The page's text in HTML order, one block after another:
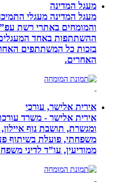
מעגל המדינה
מעגל המדינה מעגלי התמיכה
והמומחים באתרי רשת
ההשתתפות באחד המעגלים
בזכות כל המשתתפים האחרים
האחרים.
אירית אלישר, עורכי
אירית אלישר - משרד עורכת דין,
ומגשרת, תושבת נוף איילון,
משפחתי, פועלת בשיתוף פעולה
ממודיעין, עו”ד לדיני משפחה,